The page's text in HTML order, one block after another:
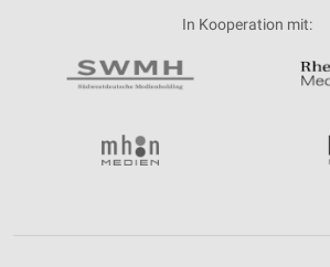
In Kooperation mit: